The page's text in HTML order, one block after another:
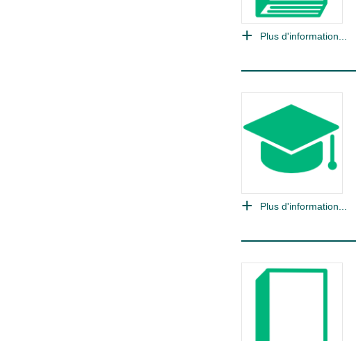
Plus d'information...
Plus d'information...